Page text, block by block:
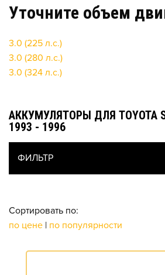
Уточните объем
3.0 (225 л.с.)
3.0 (280 л.с.)
3.0 (324 л.с.)
АККУМУЛЯТОРЫ ДЛЯ TOYOTA
1993 - 1996
ФИЛЬТР
Сортировать по:
по цене | по популярности